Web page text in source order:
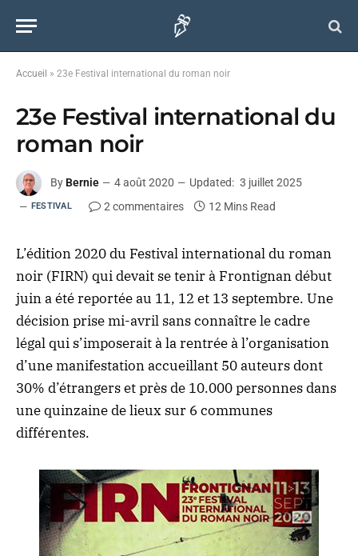
Accueil » 23e Festival international du roman noir
23e Festival international du
roman noir
By Bernie 4 août 2020 Updated: 3 juillet 2025
FESTIVAL 2 commentaires 12 Mins Read
L’édition 2020 du Festival international du roman
noir (FIRN) qui devait se tenir à Frontignan début
juin a été reportée au 11, 12 et 13 septembre. Une
décision prise mi-avril sans connaître le cadre
légal qui s’imposerait à la rentrée à l’organisation
d’une manifestation accueillant 50 auteurs dont
30% d’étrangers et près de 10.000 personnes dans
une quinzaine de lieux sur 6 communes
différentes.